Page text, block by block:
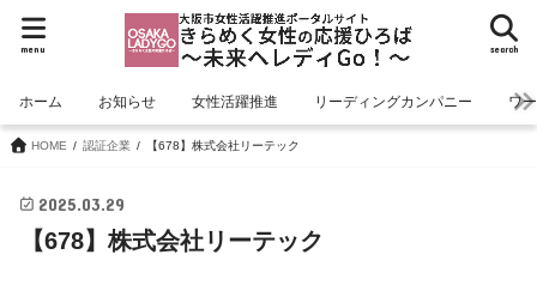
search
menu
ホーム お知らせ 女性活躍推進 リーディングカンパニー ワ
HOME 認証企業 【678】株式会社リーテック
2025.03.29
【678】株式会社リーテック